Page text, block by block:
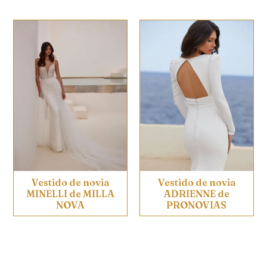
Vestido de novia
MINELLI de MILLA
NOVA
Vestido de novia
ADRIENNE de
PRONOVIAS